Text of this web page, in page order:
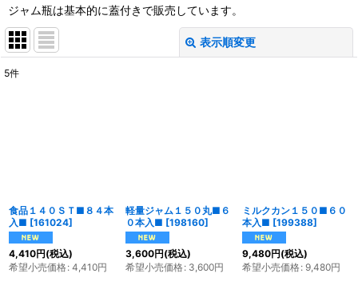
ジャム瓶は基本的に蓋付きで販売しています。
表示順変更
絞り込む
5件
食品１４０ＳＴ■８４本
入■ [161024]
4,410円(税込)
希望小売価格: 4,410円
軽量ジャム１５０丸■６
０本入■ [198160]
3,600円(税込)
希望小売価格: 3,600円
ミルクカン１５０■６０
本入■ [199388]
9,480円(税込)
希望小売価格: 9,480円